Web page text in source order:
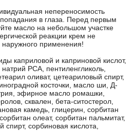
непереносимость
в глаза. Перед первым
масло на небольшом участке
реакции крем не
наружного применения!
каприловой и каприновой кислот,
РСА, пентиленгликоль,
оливат, цетеариловый спирт,
косточки, масло ши, Д-
эфирное масло ромашки,
сквален, бета-ситостерол,
камедь, глицерин, сорбитан
олеат, сорбитан пальмитат,
сорбиновая кислота,